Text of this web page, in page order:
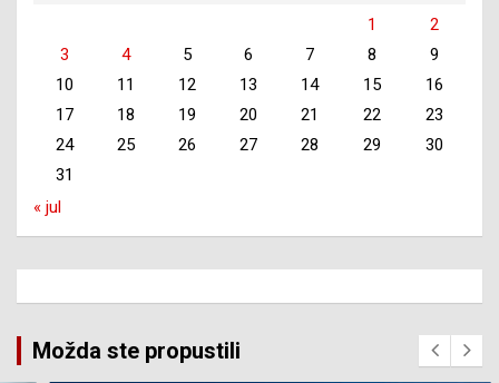
1
2
3
4 5 6 7 8
9
10
11 12 13 14 15
16
17
18 19 20 21 22
23
24
25 26 27 28 29
30
31
« jul
Možda ste propustili